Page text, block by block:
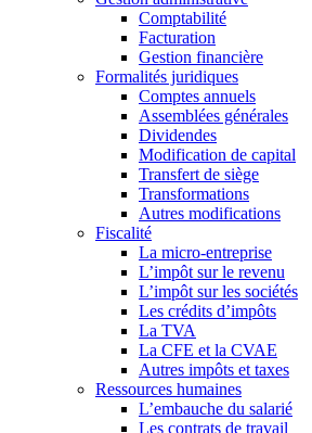
Comptabilité
Facturation
Gestion financière
Formalités juridiques
Comptes annuels
Assemblées générales
Dividendes
Modification de capital
Transfert de siège
Transformations
Autres modifications
Fiscalité
La micro-entreprise
L’impôt sur le revenu
L’impôt sur les sociétés
Les crédits d’impôts
La TVA
La CFE et la CVAE
Autres impôts et taxes
Ressources humaines
L’embauche du salarié
Les contrats de travail